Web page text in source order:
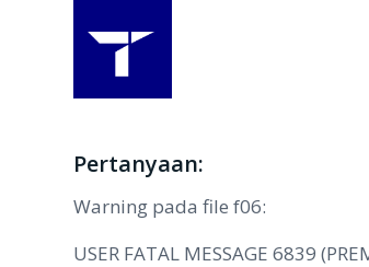
Pertanyaan:
Warning pada file f06:
USER FATAL MESSAGE 6839